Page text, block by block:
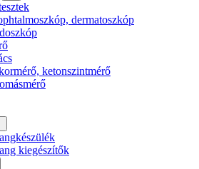
dermatoszkóp
ketonszintmérő
kiegészítők